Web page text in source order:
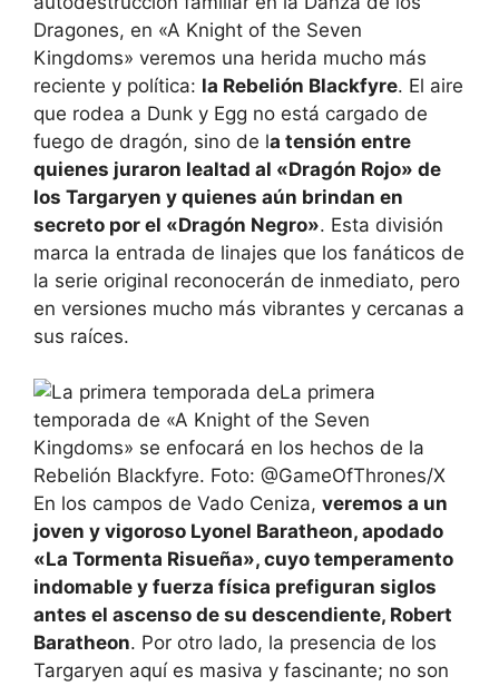
Dragones, en «A Knight of the Seven
Kingdoms» veremos una herida mucho más
reciente y política: la Rebelión Blackfyre. El aire
que rodea a Dunk y Egg no está cargado de
fuego de dragón, sino de la tensión entre
quienes juraron lealtad al «Dragón Rojo» de
los Targaryen y quienes aún brindan en
secreto por el «Dragón Negro». Esta división
marca la entrada de linajes que los fanáticos de
la serie original reconocerán de inmediato, pero
en versiones mucho más vibrantes y cercanas a
sus raíces.
La primera
temporada de «A Knight of the Seven
Kingdoms» se enfocará en los hechos de la
Rebelión Blackfyre. Foto: @GameOfThrones/X
En los campos de Vado Ceniza, veremos a un
joven y vigoroso Lyonel Baratheon, apodado
«La Tormenta Risueña», cuyo temperamento
indomable y fuerza física prefiguran siglos
antes el ascenso de su descendiente, Robert
Baratheon. Por otro lado, la presencia de los
Targaryen aquí es masiva y fascinante; no son